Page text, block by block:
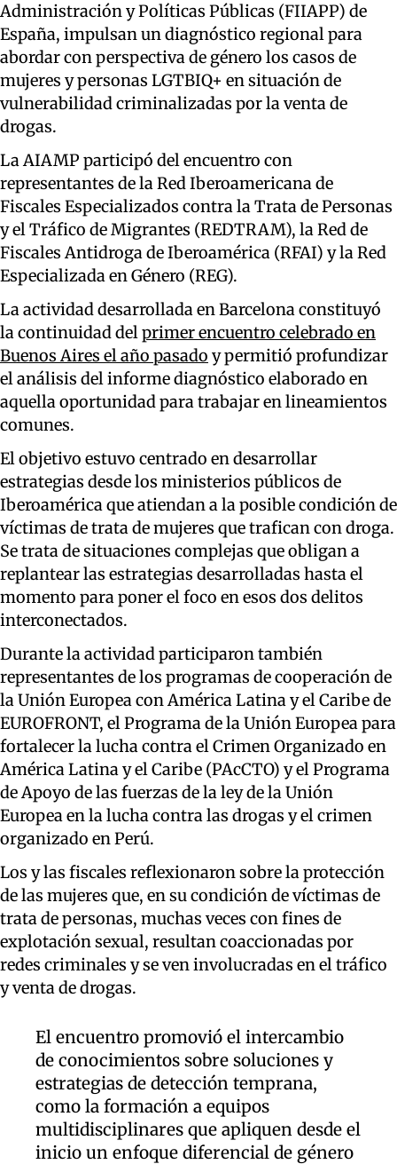
Administración y Políticas Públicas (FIIAPP) de
España, impulsan un diagnóstico regional para
abordar con perspectiva de género los casos de
mujeres y personas LGTBIQ+ en situación de
vulnerabilidad criminalizadas por la venta de
drogas.
La AIAMP participó del encuentro con
representantes de la Red Iberoamericana de
Fiscales Especializados contra la Trata de Personas
y el Tráfico de Migrantes (REDTRAM), la Red de
Fiscales Antidroga de Iberoamérica (RFAI) y la Red
Especializada en Género (REG).
La actividad desarrollada en Barcelona constituyó
la continuidad delprimer encuentro celebrado en
Buenos Aires el año pasado y permitió profundizar
el análisis del informe diagnóstico elaborado en
aquella oportunidad para trabajar en lineamientos
comunes.
El objetivo estuvo centrado en desarrollar
estrategias desde los ministerios públicos de
Iberoamérica que atiendan a la posible condición de
víctimas de trata de mujeres que trafican con droga.
Se trata de situaciones complejas que obligan a
replantear las estrategias desarrolladas hasta el
momento para poner el foco en esos dos delitos
interconectados.
Durante la actividad participaron también
representantes de los programas de cooperación de
la Unión Europea con América Latina y el Caribe de
EUROFRONT, el Programa de la Unión Europea para
fortalecer la lucha contra el Crimen Organizado en
América Latina y el Caribe (PAcCTO) y el Programa
de Apoyo de las fuerzas de la ley de la Unión
Europea en la lucha contra las drogas y el crimen
organizado en Perú.
Los y las fiscales reflexionaron sobre la protección
de las mujeres que, en su condición de víctimas de
trata de personas, muchas veces con fines de
explotación sexual, resultan coaccionadas por
redes criminales y se ven involucradas en el tráfico
y venta de drogas.
El encuentro promovió el intercambio
de conocimientos sobre soluciones y
estrategias de detección temprana,
como la formación a equipos
multidisciplinares que apliquen desde el
inicio un enfoque diferencial de género